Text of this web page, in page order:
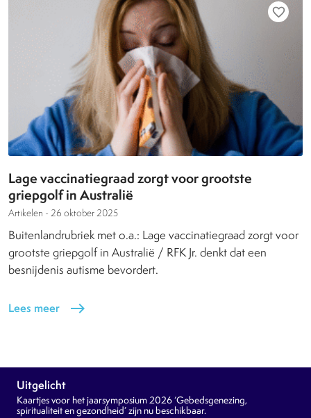
favorite_border
Lage vaccinatiegraad zorgt voor grootste
griepgolf in Australië
Artikelen - 26 oktober 2025
Buitenlandrubriek met o.a.: Lage vaccinatiegraad zorgt voor
grootste griepgolf in Australië / RFK Jr. denkt dat een
besnijdenis autisme bevordert.
Lees meer east
Uitgelicht
Kaartjes voor het jaarsymposium 2026 ‘Gebedsgenezing,
spiritualiteit en gezondheid’ zijn nu beschikbaar.